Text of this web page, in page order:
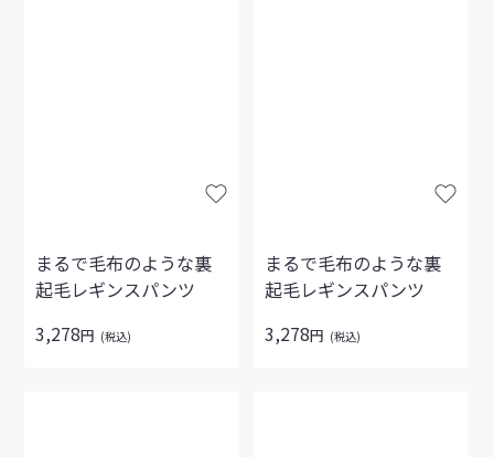
まるで毛布のような裏
起毛レギンスパンツ
3,278円 (税込)
まるで毛布のような裏
起毛レギンスパンツ
3,278円 (税込)